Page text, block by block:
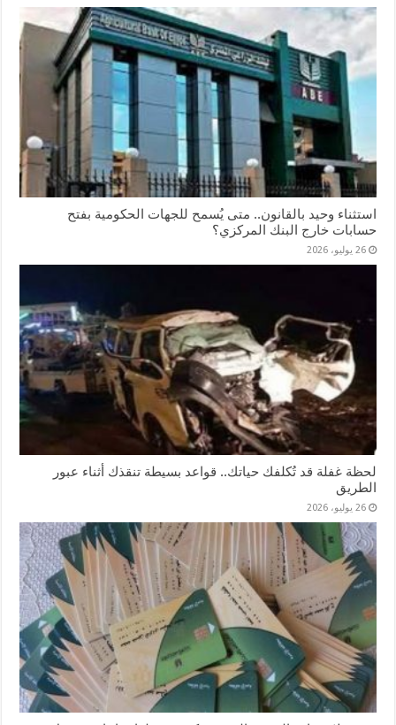
استثناء وحيد بالقانون.. متى يُسمح للجهات الحكومية بفتح
حسابات خارج البنك المركزي؟
26 يوليو، 2026
لحظة غفلة قد تُكلفك حياتك.. قواعد بسيطة تنقذك أثناء عبور
الطريق
26 يوليو، 2026